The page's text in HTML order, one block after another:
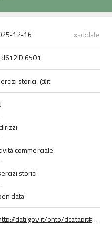
xsd:date
12-16
storici @it
commerciale
storici
data
<http://dati.gov.it/onto/dcatapit#Dataset>